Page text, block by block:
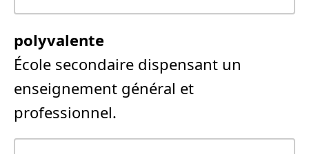
polyvalente
École secondaire dispensant un
enseignement général et
professionnel.